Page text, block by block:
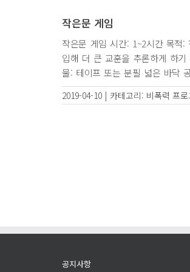
작은문 게임
작은문 게임 시간: 1~2시간 목적
입해 더 큰 교훈을 추론하게 하
물: 테이프 또는 분필 넓은 바닥
2019-04-10 | 카테고리: 비폭력 프
공지사항